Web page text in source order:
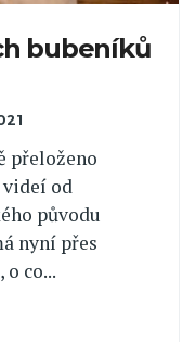
bubeníků
přeloženo
videí od
původu
nyní přes
co...